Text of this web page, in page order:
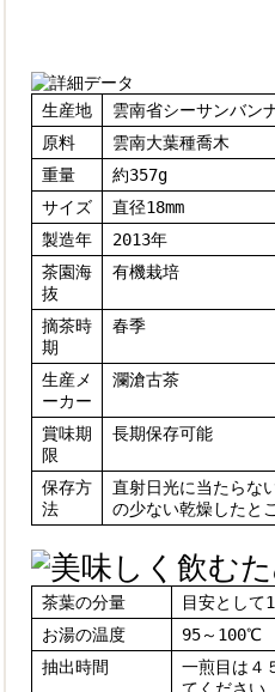
生産地
雲南省シーサンバン
原料
雲南大葉種喬木
重量
約357g
サイズ
直径18mm
製造年
2013年
茶園海
抜
有機栽培
摘茶時
期
春季
生産メ
ーカー
瀾滄古茶
賞味期
限
長期保存可能
保存方
法
直射日光に当たらな
の少ない乾燥したと
茶葉の分量
目安として
お湯の温度
95～100℃
抽出時間
一煎目は４